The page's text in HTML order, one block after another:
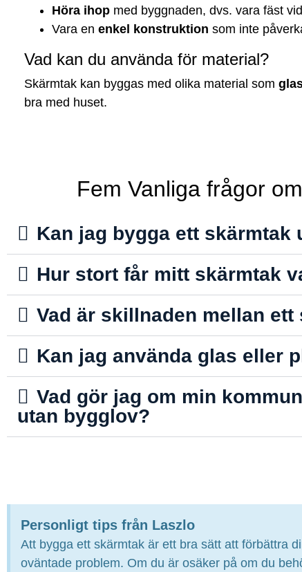
Höra ihop med byggnaden, dvs. vara fäst
Vara en enkel konstruktion som inte
Vad kan du använda för material?
Skärmtak kan byggas med olika material som
bra med huset.
Fem Vanliga frågor
Kan jag bygga ett skärmtak
Hur stort får mitt skärmtak
Vad är skillnaden mellan
Kan jag använda glas eller
Vad gör jag om min
utan bygglov?
Personligt tips från Laszlo
Att bygga ett skärmtak är ett bra sätt att förbättra
oväntade problem. Om du är osäker på om du